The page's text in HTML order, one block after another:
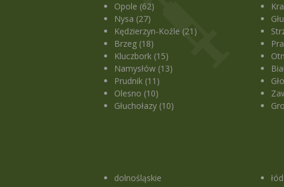
Opole (62)
Nysa (27)
Kędzierzyn-Koźle (21)
Brzeg (18)
Kluczbork (15)
Namysłów (13)
Prudnik (11)
Olesno (10)
Głuchołazy (10)
dolnośląskie